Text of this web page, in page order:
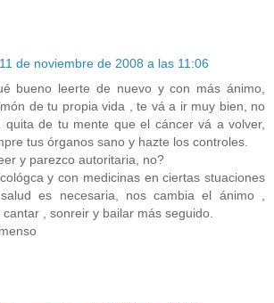
11 de noviembre de 2008 a las 11:06
bueno leerte de nuevo y con más ánimo,
de tu propia vida , te vá a ir muy bien, no
quita de tu mente que el cáncer vá a volver,
tus órganos sano y hazte los controles.
y parezco autoritaria, no?
y con medicinas en ciertas stuaciones
es necesaria, nos cambia el ánimo ,
, sonreir y bailar más seguido.